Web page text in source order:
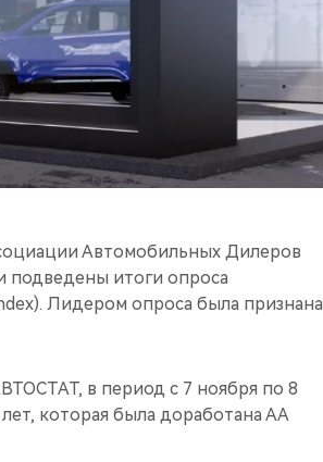
Автомобильных Дилеров
подведены итоги опроса
Лидером опроса была признана
в период с 7 ноября по 8
которая была доработана АА